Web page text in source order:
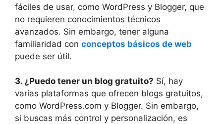
fáciles de usar, como WordPress y Blogger, que
no requieren conocimientos técnicos
avanzados. Sin embargo, tener alguna
familiaridad con conceptos básicos de web
puede ser útil.
3. ¿Puedo tener un blog gratuito? Sí, hay
varias plataformas que ofrecen blogs gratuitos,
como WordPress.com y Blogger. Sin embargo,
si buscas más control y personalización, es